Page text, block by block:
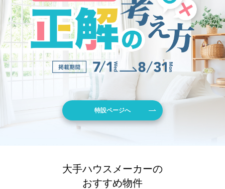
特設ページへ
大手ハウスメーカーの
おすすめ物件